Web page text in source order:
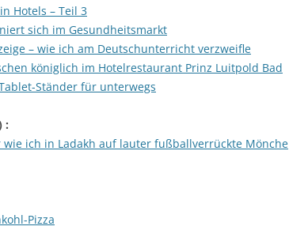
Hotels – Teil 3
sich im Gesundheitsmarkt
– wie ich am Deutschunterricht verzweifle
königlich im Hotelrestaurant Prinz Luitpold Bad
Ständer für unterwegs
:
wie ich in Ladakh auf lauter fußballverrückte Mönche
Pizza